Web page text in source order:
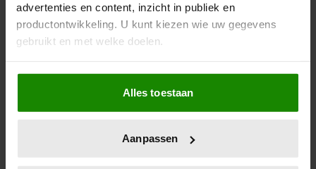
advertenties en content, inzicht in publiek en
productontwikkeling. U kunt kiezen wie uw gegevens
gebruikt en met welke doelen.
Als u het toestaat, willen we ook graag:
Informatie verzamelen over uw geografische
locatie, die tot een paar meter nauwkeurig kan zijn
scannen op specifieke eigenschappen (fingerprinting)
Alles toestaan
Aanpassen